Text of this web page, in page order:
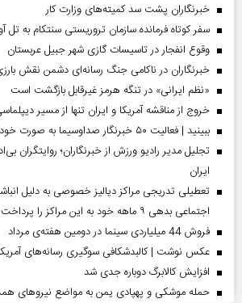
خبرنگاران پشت سد کمیته‌های وزارت کار
سفر کوتاه فرمانده سازمان تروریستی سنتکام به تل
وقوع انفجار در تاسیسات گازی شهر جبیل عربستان
خبرنگاران در ناکامی جنگ رسانه‌ای دشمن نقش
«نظم ایرانی» در تنگه هرمز غیرقابل بازگشت است
خروج از مناقشه آمریکا و ایران تنها از مسیر
ببینید | فعالیت ۵۰ خبرنگار صداوسیما به صورت خوداتکا در ایام جنگ
تجلیل مدیر رادیو ورزش از خبرنگاران؛ روایتگران
ایران
تعطیلی تدریجی مراکز دیالیز خصوصی به دلیل
اجتماعی بدهی ۹ ماهه خود به این مراکز را پرداخت کند
فروش 44 میلیاردی سینما در دومین هفته‌ی مرداد
عکس نوشت | کالبدشکافی سوگیری رسانه‌های
افزایش کالابرگ دوباره جدی شد
حمله موشکی و پهپادی یمن به مواضع نیروهای